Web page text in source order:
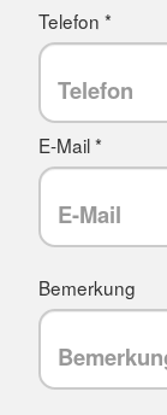
Telefon *
E-Mail *
Bemerkung